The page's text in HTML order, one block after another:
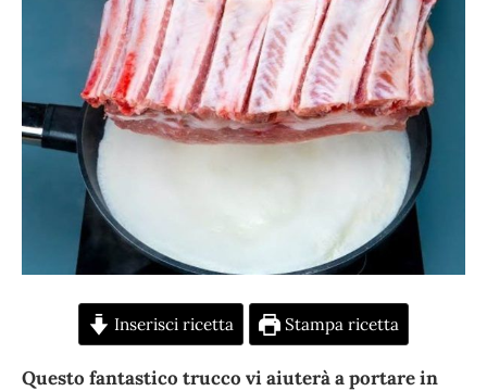
Inserisci ricetta Stampa ricetta
Questo fantastico trucco vi aiuterà a portare in